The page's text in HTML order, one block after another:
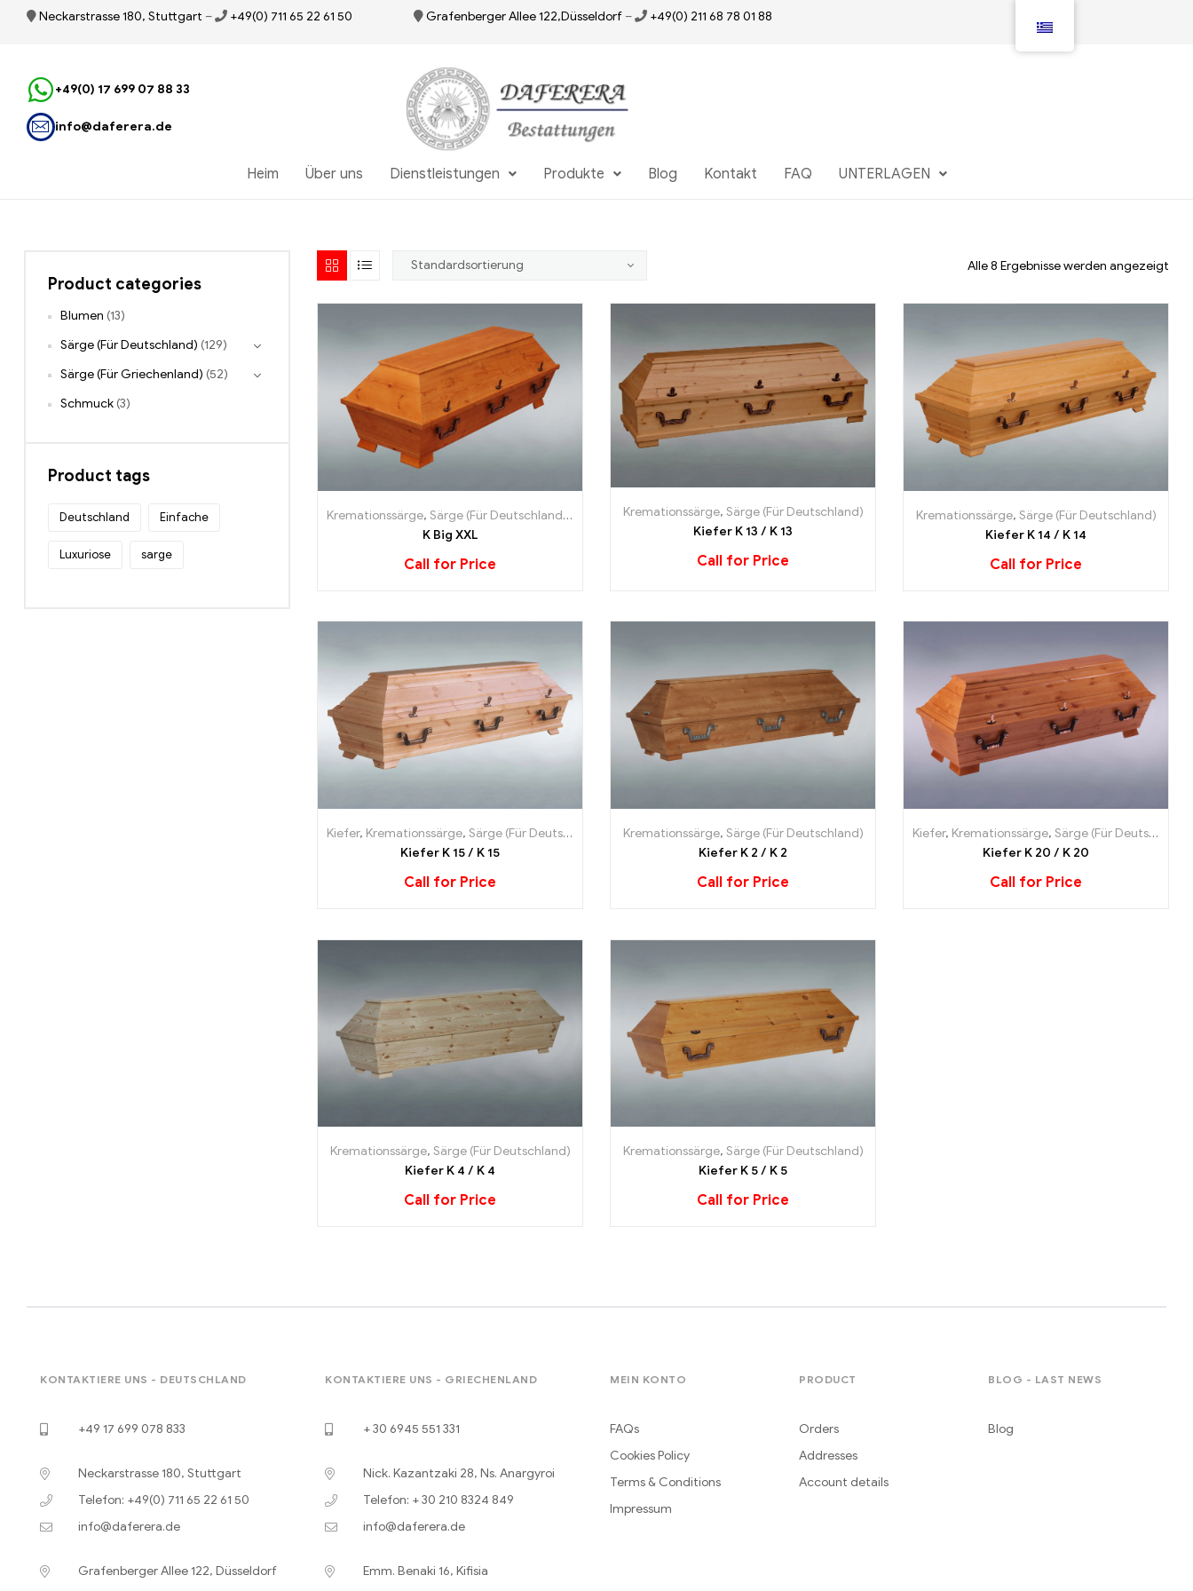
Neckarstrasse 180, Stuttgart – +49(0) 711 65 22 61 50 Grafenberger Allee 122,Düsseldorf – +49(0) 211 68 78 01 88
+49(0) 17 699 07 88 33
info@daferera.de
Heim Über uns Dienstleistungen Produkte Blog Kontakt FAQ UNTERLAGEN
Alle 8 Ergebnisse werden angezeigt
Kremationssärge, Särge (Für Deutschland) ,
K Big XXL
Call for Price
Kremationssärge, Särge (Für Deutschland)
Kiefer K 13 / K 13
Call for Price
Kremationssärge, Särge (Für Deutschland)
Kiefer K 14 / K 14
Call for Price
Kiefer, Kremationssärge, Särge (Für Deutschland)
Kiefer K 15 / K 15
Call for Price
Kremationssärge, Särge (Für Deutschland)
Kiefer K 2 / K 2
Call for Price
Kiefer, Kremationssärge, Särge (Für Deutschland)
Kiefer K 20 / K 20
Call for Price
Kremationssärge, Särge (Für Deutschland)
Kiefer K 4 / K 4
Call for Price
Kremationssärge, Särge (Für Deutschland)
Kiefer K 5 / K 5
Call for Price
Product categories
Blumen (13)
Särge (Für Deutschland) (129)
Särge (Für Griechenland) (52)
Schmuck (3)
Product tags
Deutschland Einfache
Luxuriose sarge
KONTAKTIERE UNS - DEUTSCHLAND
+49 17 699 078 833
Neckarstrasse 180, Stuttgart
Telefon: +49(0) 711 65 22 61 50
info@daferera.de
Grafenberger Allee 122, Düsseldorf
KONTAKTIERE UNS - GRIECHENLAND
+ 30 6945 551 331
Nick. Kazantzaki 28, Ns. Anargyroi
Telefon: + 30 210 8324 849
info@daferera.de
Emm. Benaki 16, Kifisia
MEIN KONTO
FAQs
Cookies Policy
Terms & Conditions
Impressum
PRODUCT
Orders
Addresses
Account details
BLOG - LAST NEWS
Blog